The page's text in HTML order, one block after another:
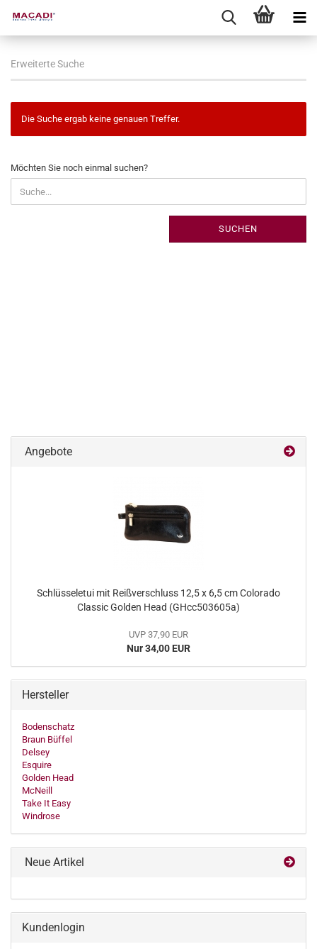
Erweiterte Suche
Die Suche ergab keine genauen Treffer.
MÖCHTEN
SIE
NOCH
EINMAL
Möchten Sie noch einmal suchen?
SUCHEN
Angebote
Schlüsseletui mit Reißverschluss 12,5 x 6,5 cm Colorado
Classic Golden Head (GHcc503605a)
UVP 37,90 EUR
Nur 34,00 EUR
Hersteller
Bodenschatz
Braun Büffel
Delsey
Esquire
Golden Head
McNeill
Take It Easy
Windrose
Neue Artikel
Kundenlogin